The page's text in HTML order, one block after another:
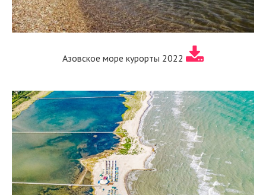
Азовское море курорты 2022